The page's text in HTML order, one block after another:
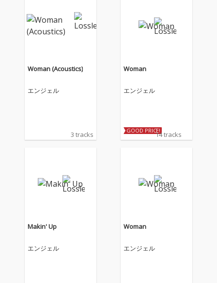
Woman (Acoustics)
エンジェル
3 tracks
Woman
エンジェル
GOOD PRICE!14 tracks
Makin' Up
エンジェル
Woman
エンジェル